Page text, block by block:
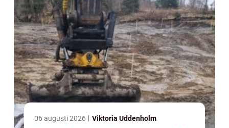
06 augusti 2026 Viktoria Uddenholm